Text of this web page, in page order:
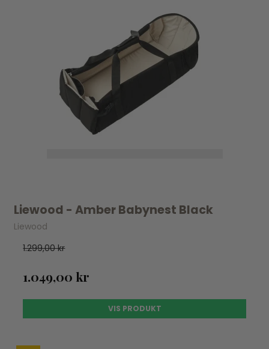
Liewood - Amber Babynest Black
Liewood
1.299,00 kr
1.049,00 kr
VIS PRODUKT